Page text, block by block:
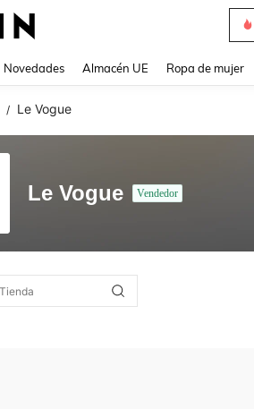
Novedades Almacén UE Ropa de mujer
/ Le Vogue
Le Vogue Vendedor